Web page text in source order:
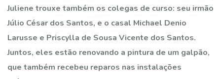
Juliene trouxe também os colegas de curso: seu irmão
Júlio César dos Santos, e o casal Michael Denio
Larusse e Priscylla de Sousa Vicente dos Santos.
Juntos, eles estão renovando a pintura de um galpão,
que também recebeu reparos nas instalações